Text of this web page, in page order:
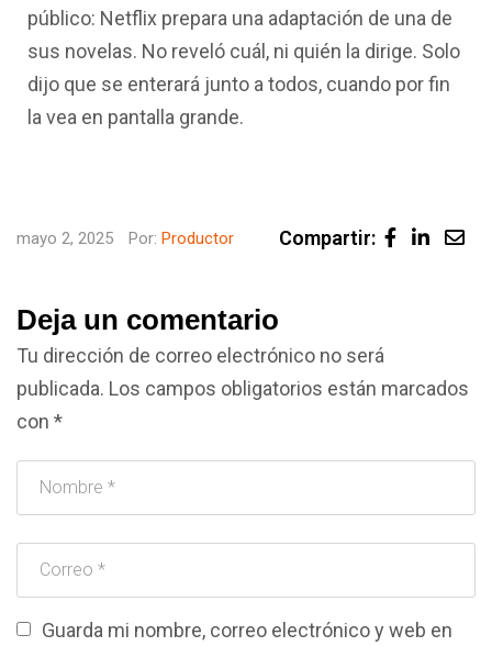
público: Netflix prepara una adaptación de una de
sus novelas. No reveló cuál, ni quién la dirige. Solo
dijo que se enterará junto a todos, cuando por fin
la vea en pantalla grande.
mayo 2, 2025 Por: Productor Compartir:
Deja un comentario
Tu dirección de correo electrónico no será
publicada. Los campos obligatorios están marcados
con *
Guarda mi nombre, correo electrónico y web en